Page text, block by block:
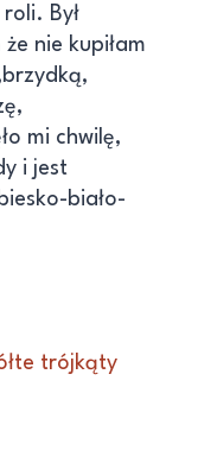
Był
nie kupiłam
mi chwilę,
i jest
biało-